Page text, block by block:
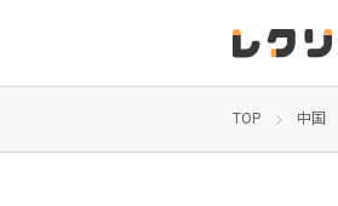
TOP 中国